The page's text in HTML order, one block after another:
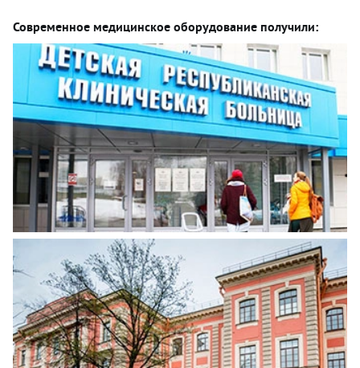
Современное медицинское оборудование получили: